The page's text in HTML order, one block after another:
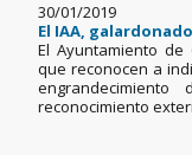
30/01/2019
El IAA,
El Ayuntamiento
que reconocen a
reconocimiento